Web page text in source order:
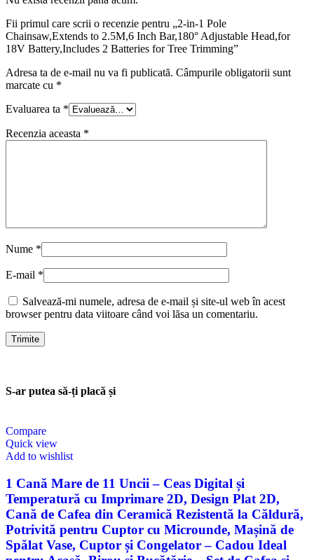
Fii primul care scrii o recenzie pentru „2-in-1 Pole
Chainsaw,Extends to 2.5M,6 Inch Bar,180° Adjustable Head,for
18V Battery,Includes 2 Batteries for Tree Trimming”
Adresa ta de e-mail nu va fi publicată. Câmpurile obligatorii sunt
marcate cu *
Evaluarea ta *
Recenzia aceasta *
Nume *
E-mail *
Salvează-mi numele, adresa de e-mail și site-ul web în acest
browser pentru data viitoare când voi lăsa un comentariu.
S-ar putea să-ți placă și
Compare
Quick view
Add to wishlist
1 Cană Mare de 11 Uncii – Ceas Digital și
Temperatură cu Imprimare 2D, Design Plat 2D,
Cană de Cafea din Ceramică Rezistentă la Căldură,
Potrivită pentru Cuptor cu Microunde, Mașină de
Spălat Vase, Cuptor și Congelator – Cadou Ideal